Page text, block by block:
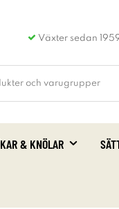
Växter sedan
& KNÖLAR